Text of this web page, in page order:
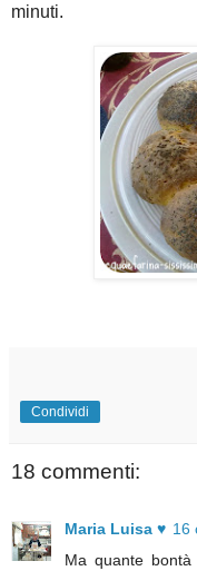
minuti.
Condividi
18 commenti:
Maria Luisa ♥ 16
Ma quante bontà